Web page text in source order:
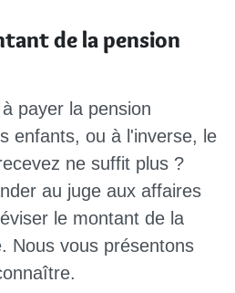
de la pension
payer la pension
enfants, ou à l'inverse, le
ne suffit plus ?
au juge aux affaires
le montant de la
Nous vous présentons